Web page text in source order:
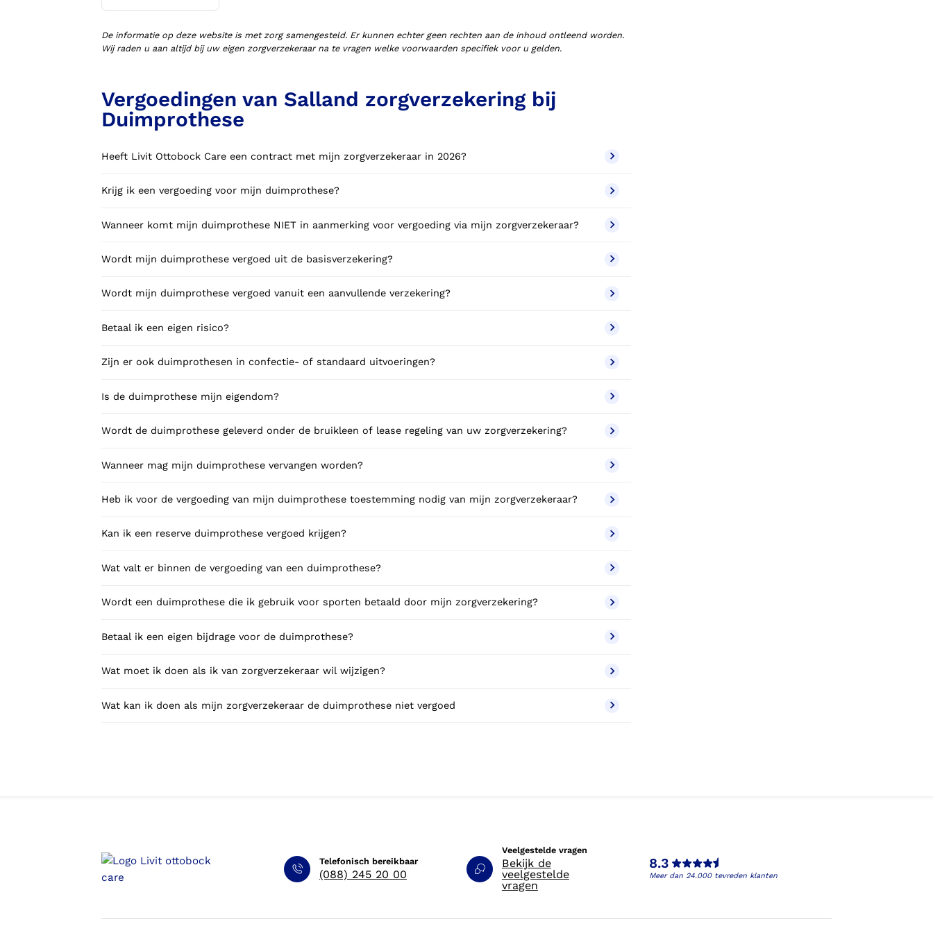
schoenen (VLOS)
De informatie op deze website is met zorg samengesteld. Er kunnen echter geen rechten aan de inhoud ontleend worden.
Wij raden u aan altijd bij uw eigen zorgverzekeraar na te vragen welke voorwaarden specifiek voor u gelden.
Vergoedingen van Salland zorgverzekering bij
Duimprothese
Heeft Livit Ottobock Care een contract met mijn zorgverzekeraar in 2026?
Krijg ik een vergoeding voor mijn duimprothese?
Wanneer komt mijn duimprothese NIET in aanmerking voor vergoeding via mijn zorgverzekeraar?
Wordt mijn duimprothese vergoed uit de basisverzekering?
Wordt mijn duimprothese vergoed vanuit een aanvullende verzekering?
Betaal ik een eigen risico?
Zijn er ook duimprothesen in confectie- of standaard uitvoeringen?
Is de duimprothese mijn eigendom?
Wordt de duimprothese geleverd onder de bruikleen of lease regeling van uw zorgverzekering?
Wanneer mag mijn duimprothese vervangen worden?
Heb ik voor de vergoeding van mijn duimprothese toestemming nodig van mijn zorgverzekeraar?
Kan ik een reserve duimprothese vergoed krijgen?
Wat valt er binnen de vergoeding van een duimprothese?
Wordt een duimprothese die ik gebruik voor sporten betaald door mijn zorgverzekering?
Betaal ik een eigen bijdrage voor de duimprothese?
Wat moet ik doen als ik van zorgverzekeraar wil wijzigen?
Wat kan ik doen als mijn zorgverzekeraar de duimprothese niet vergoed
Telefonisch bereikbaar
(088) 245 20 00
Veelgestelde vragen
Bekijk de
veelgestelde
vragen
8.3
Meer dan 24.000 tevreden klanten